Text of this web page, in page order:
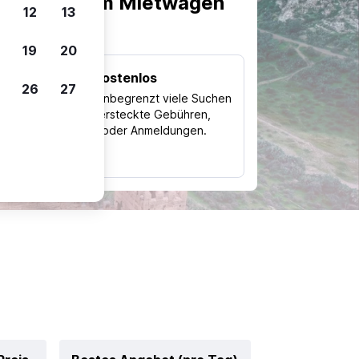
Kostenlos
Nutze unbegrenzt viele Suchen
ohne versteckte Gebühren,
Kosten oder Anmeldungen.
12 13
19 20
26 27